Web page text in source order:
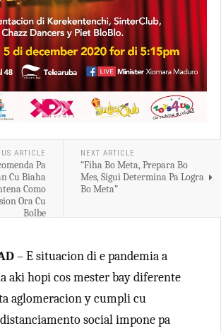
ARTICLE
Pa
Cu Biaha
Como
Ora Cu
Bolbe
NEXT ARTICLE
“Fiha Bo Meta, Prepara Bo
Mes, Sigui Determina Pa Logra
Bo Meta”
– E situacion di e pandemia a
aki hopi cos mester bay diferente
aglomeracion y cumpli cu
social impone pa